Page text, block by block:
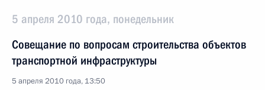
5 апреля 2010 года, понедельник
Совещание по вопросам строительства объектов
транспортной инфраструктуры
5 апреля 2010 года, 13:50